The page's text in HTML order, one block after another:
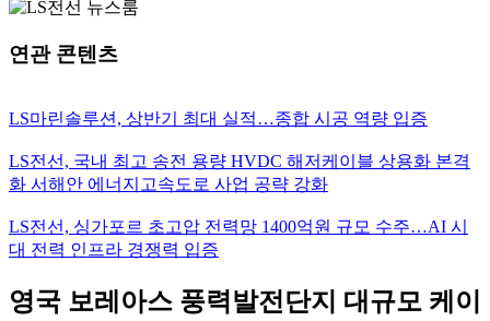
연관 콘텐츠
LS마린솔루션, 상반기 최대 실적…종합 시공 역량 입증
LS전선, 국내 최고 송전 용량 HVDC 해저케이블 상용화 본격
화 서해안 에너지고속도로 사업 공략 강화
LS전선, 싱가포르 초고압 전력망 1400억원 규모 수주…AI 시
대 전력 인프라 경쟁력 입증
영국 보레아스 풍력발전단지 대규모 케이